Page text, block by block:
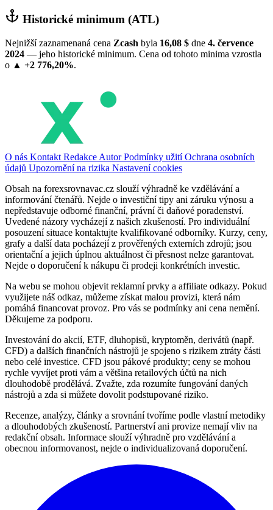
Historické minimum (ATL)
Nejnižší zaznamenaná cena Zcash byla 16,08 $ dne 4. července
2024 — jeho historické minimum. Cena od tohoto minima vzrostla
o ▲ +2 776,20%.
O nás Kontakt Redakce AutorPodmínky užitíOchrana osobních
údajů Upozornění na rizika Nastavení cookies
Obsah na forexsrovnavac.cz slouží výhradně ke vzdělávání a
informování čtenářů. Nejde o investiční tipy ani záruku výnosu a
nepředstavuje odborné finanční, právní či daňové poradenství.
Uvedené názory vycházejí z našich zkušeností. Pro individuální
posouzení situace kontaktujte kvalifikované odborníky. Kurzy, ceny,
grafy a další data pocházejí z prověřených externích zdrojů; jsou
orientační a jejich úplnou aktuálnost či přesnost nelze garantovat.
Nejde o doporučení k nákupu či prodeji konkrétních investic.
Na webu se mohou objevit reklamní prvky a affiliate odkazy. Pokud
využijete náš odkaz, můžeme získat malou provizi, která nám
pomáhá financovat provoz. Pro vás se podmínky ani cena nemění.
Děkujeme za podporu.
Investování do akcií, ETF, dluhopisů, kryptoměn, derivátů (např.
CFD) a dalších finančních nástrojů je spojeno s rizikem ztráty části
nebo celé investice. CFD jsou pákové produkty; ceny se mohou
rychle vyvíjet proti vám a většina retailových účtů na nich
dlouhodobě prodělává. Zvažte, zda rozumíte fungování daných
nástrojů a zda si můžete dovolit podstupované riziko.
Recenze, analýzy, články a srovnání tvoříme podle vlastní metodiky
a dlouhodobých zkušeností. Partnerství ani provize nemají vliv na
redakční obsah. Informace slouží výhradně pro vzdělávání a
obecnou informovanost, nejde o individualizovaná doporučení.